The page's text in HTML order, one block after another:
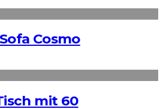
Cosmo
mit 60